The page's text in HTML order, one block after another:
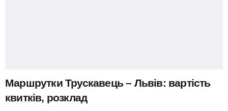
Маршрутки Трускавець – Львів: вартість
квитків, розклад